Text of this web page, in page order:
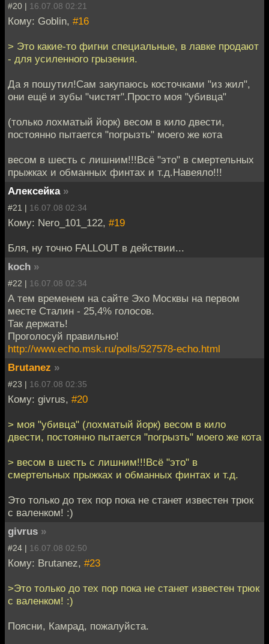
#20 | 16.07.08 02:21
Кому: Goblin, #16
> Это какие-то фигни специальные, в лавке продают
- для усиленного грызения.
Да я пошутил!Сам закупаюсь косточками "из жил",
они ещё и зубы "чистят".Просто моя "убивца"
(только лохматый йорк) весом в кило двести,
постоянно пытается "погрызть" моего же кота
весом в шесть с лишним!!!Всё "это" в смертельных
прыжках и обманных финтах и т.д.Навеяло!!!
Алексейка »
#21 | 16.07.08 02:34
Кому: Nero_101_122, #19
Бля, ну точно FALLOUT в действии...
koch »
#22 | 16.07.08 02:34
А тем временем на сайте Эхо Москвы на первом
месте Сталин - 25,4% голосов.
Так держать!
Проголосуй правильно!
http://www.echo.msk.ru/polls/527578-echo.html
Brutanez »
#23 | 16.07.08 02:35
Кому: givrus, #20
> моя "убивца" (лохматый йорк) весом в кило
двести, постоянно пытается "погрызть" моего же кота
> весом в шесть с лишним!!!Всё "это" в
смертельных прыжках и обманных финтах и т.д.
Это только до тех пор пока не станет известен трюк
с валенком! :)
givrus »
#24 | 16.07.08 02:50
Кому: Brutanez, #23
>Это только до тех пор пока не станет известен трюк
с валенком! :)
Поясни, Камрад, пожалуйста.